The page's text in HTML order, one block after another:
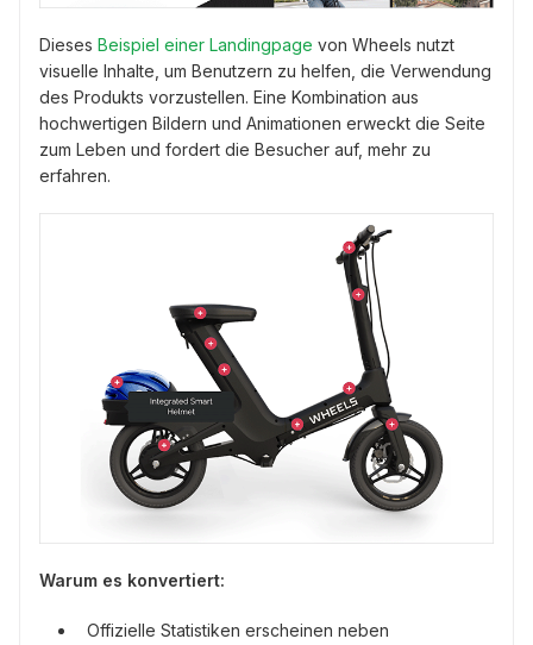
Dieses Beispiel einer Landingpage von Wheels nutzt
visuelle Inhalte, um Benutzern zu helfen, die Verwendung
des Produkts vorzustellen. Eine Kombination aus
hochwertigen Bildern und Animationen erweckt die Seite
zum Leben und fordert die Besucher auf, mehr zu
erfahren.
Warum es konvertiert:
Offizielle Statistiken erscheinen neben